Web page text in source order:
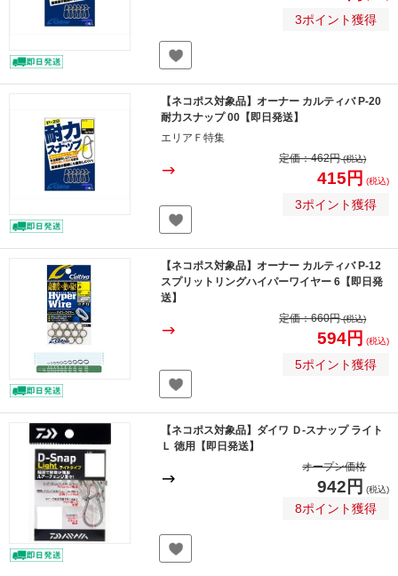
3ポイント獲得
【ネコポス対象品】オーナー カルティバ P-20
耐力スナップ 00【即日発送】
エリアＦ特集
定価：462円(税込)
415円 (税込)
3ポイント獲得
【ネコポス対象品】オーナー カルティバ P-12
スプリットリングハイパーワイヤー 6【即日発
送】
定価：660円(税込)
594円 (税込)
5ポイント獲得
【ネコポス対象品】ダイワ Ｄ-スナップ ライト
Ｌ 徳用【即日発送】
オープン価格
942円 (税込)
8ポイント獲得